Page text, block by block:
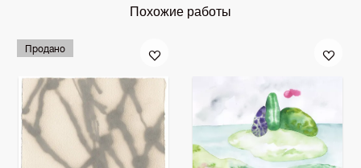
Похожие работы
Продано